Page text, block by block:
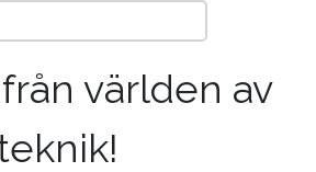
världen av